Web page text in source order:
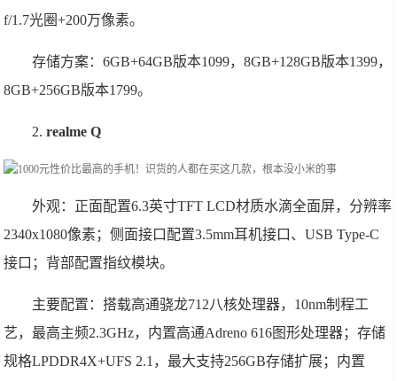
f/1.7光圈+200万像素。
存储方案：6GB+64GB版本1099，8GB+128GB版本1399，
8GB+256GB版本1799。
2.realme Q
外观：正面配置6.3英寸TFT LCD材质水滴全面屏，分辨率
2340x1080像素；侧面接口配置3.5mm耳机接口、USB Type-C
接口；背部配置指纹模块。
主要配置：搭载高通骁龙712八核处理器，10nm制程工
艺，最高主频2.3GHz，内置高通Adreno 616图形处理器；存储
规格LPDDR4X+UFS 2.1，最大支持256GB存储扩展；内置